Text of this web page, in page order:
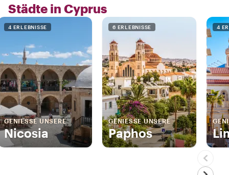
Städte in Cyprus
4 ERLEBNISSE
GENIESSE UNSERE
Nicosia
6 ERLEBNISSE
GENIESSE UNSERE
Paphos
4